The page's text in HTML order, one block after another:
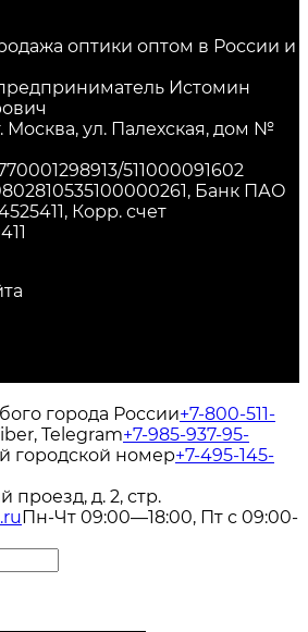
оптики оптом в России и
Истомин
Москва, ул. Палехская, дом №
511000091602
Банк ПАО
Корр. счет
города России+7-800-511-
Telegram+7-985-937-95-
городской номер+7-495-145-
проезд, д. 2, стр.
Пн-Чт 09:00—18:00, Пт с 09:00-